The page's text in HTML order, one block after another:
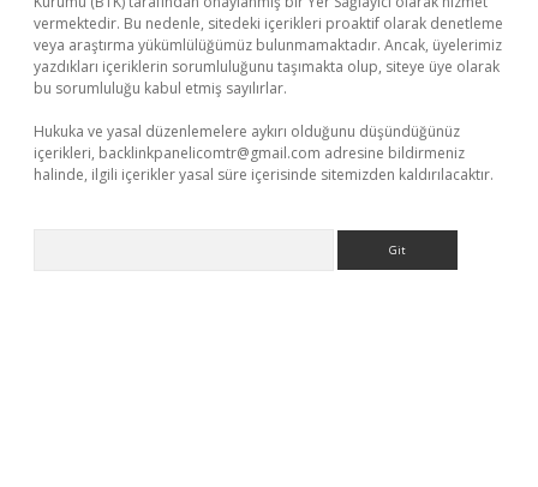
vermektedir. Bu nedenle, sitedeki içerikleri proaktif olarak denetleme
veya araştırma yükümlülüğümüz bulunmamaktadır. Ancak, üyelerimiz
yazdıkları içeriklerin sorumluluğunu taşımakta olup, siteye üye olarak
bu sorumluluğu kabul etmiş sayılırlar.
Hukuka ve yasal düzenlemelere aykırı olduğunu düşündüğünüz
içerikleri, backlinkpanelicomtr@gmail.com adresine bildirmeniz
halinde, ilgili içerikler yasal süre içerisinde sitemizden kaldırılacaktır.